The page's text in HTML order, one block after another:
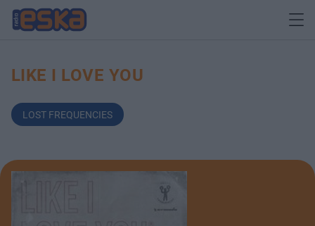
LIKE I LOVE YOU
LOST FREQUENCIES